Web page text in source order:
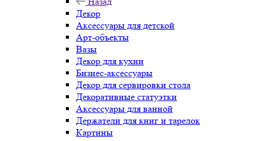
Декор
Аксессуары для детской
Арт-объекты
Вазы
Декор для кухни
Бизнес-аксессуары
Декор для сервировки стола
Декоративные статуэтки
Аксессуары для ванной
Держатели для книг и тарелок
Картины